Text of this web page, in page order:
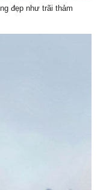
đẹp như trãi thảm